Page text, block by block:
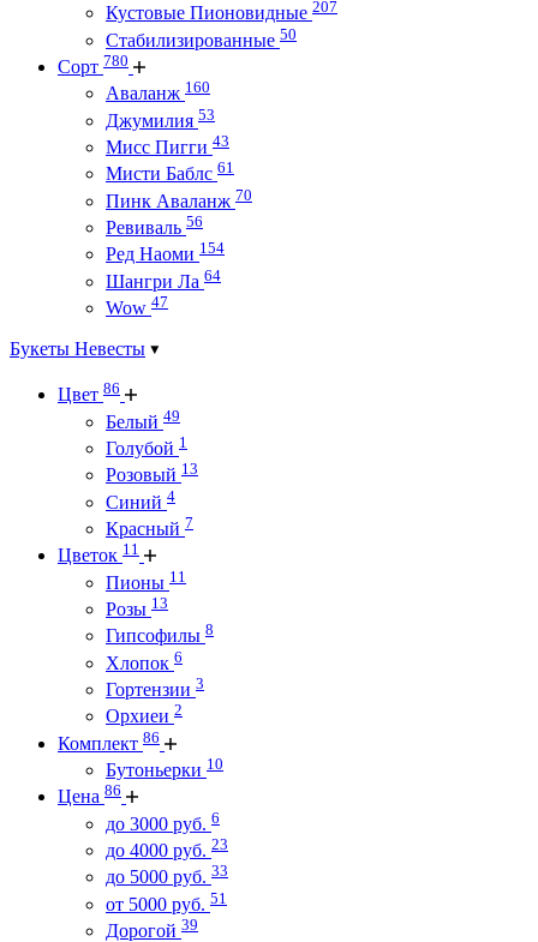
Кустовые Пионовидные 207
Стабилизированные 50
Сорт 780
Аваланж 160
Джумилия 53
Мисс Пигги 43
Мисти Баблс 61
Пинк Аваланж 70
Ревиваль 56
Ред Наоми 154
Шангри Ла 64
Wow 47
Букеты Невесты
Цвет 86
Белый 49
Голубой 1
Розовый 13
Синий 4
Красный 7
Цветок 11
Пионы 11
Розы 13
Гипсофилы 8
Хлопок 6
Гортензии 3
Орхиеи 2
Комплект 86
Бутоньерки 10
Цена 86
до 3000 руб. 6
до 4000 руб. 23
до 5000 руб. 33
от 5000 руб. 51
Дорогой 39